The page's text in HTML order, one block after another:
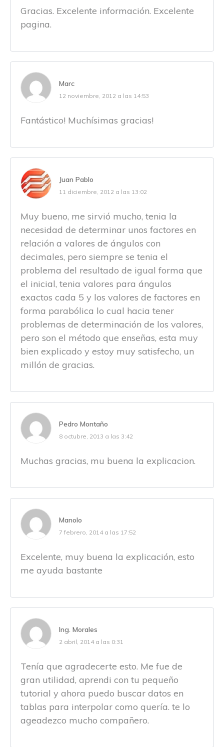
Gracias. Excelente información. Excelente
pagina.
Marc
12 noviembre, 2012 a las 14:53
Fantástico! Muchísimas gracias!
Juan Pablo
11 diciembre, 2012 a las 13:02
Muy bueno, me sirvió mucho, tenia la
necesidad de determinar unos factores en
relación a valores de ángulos con
decimales, pero siempre se tenia el
problema del resultado de igual forma que
el inicial, tenia valores para ángulos
exactos cada 5 y los valores de factores en
forma parabólica lo cual hacia tener
problemas de determinación de los valores,
pero son el método que enseñas, esta muy
bien explicado y estoy muy satisfecho, un
millón de gracias.
Pedro Montaño
8 octubre, 2013 a las 3:42
Muchas gracias, mu buena la explicacion.
Manolo
7 febrero, 2014 a las 17:52
Excelente, muy buena la explicación, esto
me ayuda bastante
Ing. Morales
2 abril, 2014 a las 0:31
Tenía que agradecerte esto. Me fue de
gran utilidad, aprendi con tu pequeño
tutorial y ahora puedo buscar datos en
tablas para interpolar como quería. te lo
ageadezco mucho compañero.